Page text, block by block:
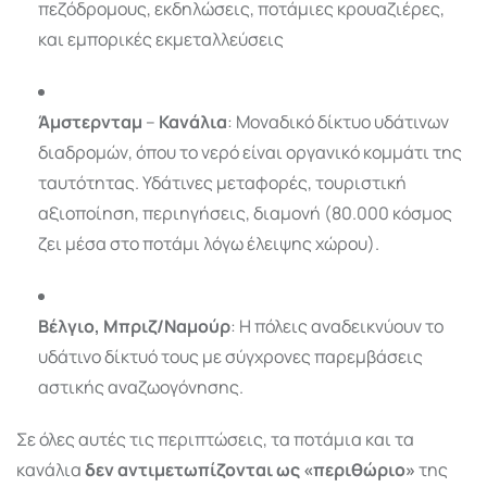
πεζόδρομους, εκδηλώσεις, ποτάμιες κρουαζιέρες,
και εμπορικές εκμεταλλεύσεις
Άμστερνταμ – Κανάλια: Μοναδικό δίκτυο υδάτινων
διαδρομών, όπου το νερό είναι οργανικό κομμάτι της
ταυτότητας. Υδάτινες μεταφορές, τουριστική
αξιοποίηση, περιηγήσεις, διαμονή (80.000 κόσμος
ζει μέσα στο ποτάμι λόγω έλειψης χώρου).
Βέλγιο, Μπριζ/Ναμούρ: Η πόλεις αναδεικνύουν το
υδάτινο δίκτυό τους με σύγχρονες παρεμβάσεις
αστικής αναζωογόνησης.
Σε όλες αυτές τις περιπτώσεις, τα ποτάμια και τα
κανάλιαδεν αντιμετωπίζονται ως «περιθώριο»της